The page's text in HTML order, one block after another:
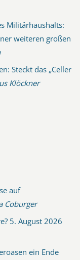
Militärhaushalts:
weiteren großen
Steckt das „Celler
Klöckner
auf
Coburger
5. August 2026
ein Ende